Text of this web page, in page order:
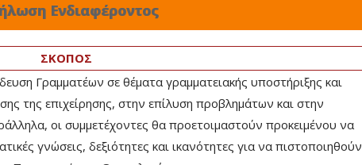
Ενδιαφέροντος
ΣΚΟΠΟΣ
Γραμματέων σε θέματα γραμματειακής υποστήριξης και
της επιχείρησης, στην επίλυση προβλημάτων και στην
οι συμμετέχοντες θα προετοιμαστούν προκειμένου να
γνώσεις, δεξιότητες και ικανότητες για να πιστοποιηθούν